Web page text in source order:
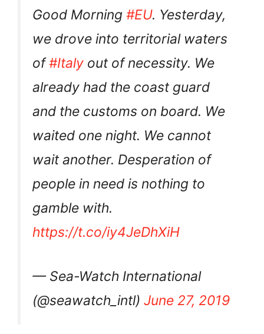
Good Morning #EU. Yesterday,
we drove into territorial waters
of#Italy out of necessity. We
already had the coast guard
and the customs on board. We
waited one night. We cannot
wait another. Desperation of
people in need is nothing to
gamble with.
https://t.co/iy4JeDhXiH
— Sea-Watch International
(@seawatch_intl) June 27, 2019